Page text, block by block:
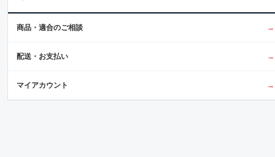
商品・適合のご相談 →
配送・お支払い →
マイアカウント →